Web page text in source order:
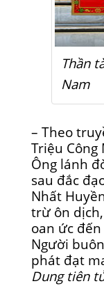
Thần
Nam
– Theo
Triệu
Ông lánh
sau đắc
Nhất
trừ ôn
oan ức
Người
phát đạt
Dung tiên